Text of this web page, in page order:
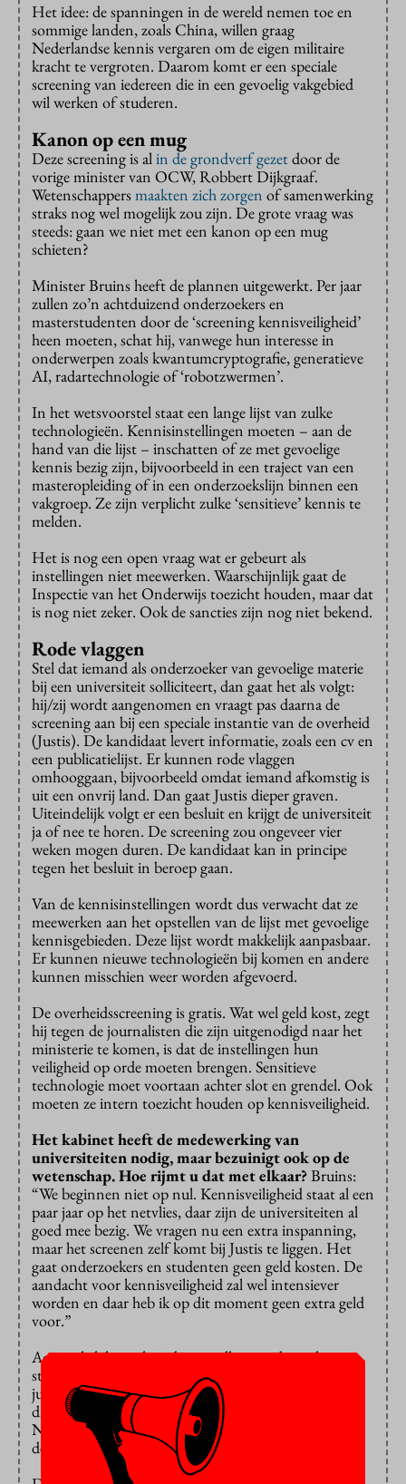
Het idee: de spanningen in de wereld nemen toe en
sommige landen, zoals China, willen graag
Nederlandse kennis vergaren om de eigen militaire
kracht te vergroten. Daarom komt er een speciale
screening van iedereen die in een gevoelig vakgebied
wil werken of studeren.
Kanon op een mug
Deze screening is alin de grondverf gezetdoor de
vorige minister van OCW, Robbert Dijkgraaf.
Wetenschappersmaakten zich zorgen of samenwerking
straks nog wel mogelijk zou zijn. De grote vraag was
steeds: gaan we niet met een kanon op een mug
schieten?
Minister Bruins heeft de plannen uitgewerkt. Per jaar
zullen zo’n achtduizend onderzoekers en
masterstudenten door de ‘screening kennisveiligheid’
heen moeten, schat hij, vanwege hun interesse in
onderwerpen zoals kwantumcryptografie, generatieve
AI, radartechnologie of ‘robotzwermen’.
In het wetsvoorstel staat een lange lijst van zulke
technologieën. Kennisinstellingen moeten – aan de
hand van die lijst – inschatten of ze met gevoelige
kennis bezig zijn, bijvoorbeeld in een traject van een
masteropleiding of in een onderzoekslijn binnen een
vakgroep. Ze zijn verplicht zulke ‘sensitieve’ kennis te
melden.
Het is nog een open vraag wat er gebeurt als
instellingen niet meewerken. Waarschijnlijk gaat de
Inspectie van het Onderwijs toezicht houden, maar dat
is nog niet zeker. Ook de sancties zijn nog niet bekend.
Rode vlaggen
Stel dat iemand als onderzoeker van gevoelige materie
bij een universiteit solliciteert, dan gaat het als volgt:
hij/zij wordt aangenomen en vraagt pas daarna de
screening aan bij een speciale instantie van de overheid
(Justis). De kandidaat levert informatie, zoals een cv en
een publicatielijst. Er kunnen rode vlaggen
omhooggaan, bijvoorbeeld omdat iemand afkomstig is
uit een onvrij land. Dan gaat Justis dieper graven.
Uiteindelijk volgt er een besluit en krijgt de universiteit
ja of nee te horen. De screening zou ongeveer vier
weken mogen duren. De kandidaat kan in principe
tegen het besluit in beroep gaan.
Van de kennisinstellingen wordt dus verwacht dat ze
meewerken aan het opstellen van de lijst met gevoelige
kennisgebieden. Deze lijst wordt makkelijk aanpasbaar.
Er kunnen nieuwe technologieën bij komen en andere
kunnen misschien weer worden afgevoerd.
De overheidsscreening is gratis. Wat wel geld kost, zegt
hij tegen de journalisten die zijn uitgenodigd naar het
ministerie te komen, is dat de instellingen hun
veiligheid op orde moeten brengen. Sensitieve
technologie moet voortaan achter slot en grendel. Ook
moeten ze intern toezicht houden op kennisveiligheid.
Het kabinet heeft de medewerking van
universiteiten nodig, maar bezuinigt ook op de
wetenschap. Hoe rijmt u dat met elkaar?Bruins:
“We beginnen niet op nul. Kennisveiligheid staat al een
paar jaar op het netvlies, daar zijn de universiteiten al
goed mee bezig. We vragen nu een extra inspanning,
maar het screenen zelf komt bij Justis te liggen. Het
gaat onderzoekers en studenten geen geld kosten. De
aandacht voor kennisveiligheid zal wel intensiever
worden en daar heb ik op dit moment geen extra geld
voor.”
Aanvankelijk was het idee om alleen onderzoekers en
studenten van buiten Europa te screenen, maar na
juridische adviezen ging dat niet door: je mag niet
discrimineren. Daarom moeten straks ook
Nederlandse masterstudenten en onderzoekers door
de screening.